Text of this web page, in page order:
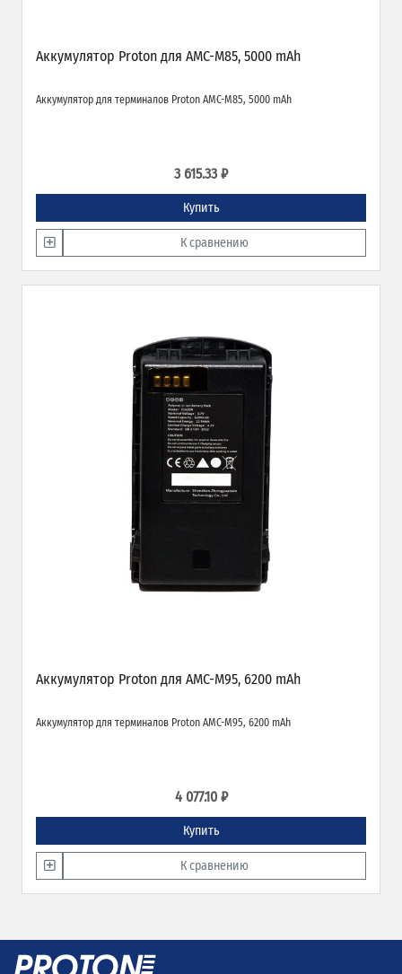
Аккумулятор Proton для AMC-M85, 5000 mAh
Аккумулятор для терминалов Proton AMC-M85, 5000 mAh
3 615.33 ₽
Купить
К сравнению
Аккумулятор Proton для AMC-M95, 6200 mAh
Аккумулятор для терминалов Proton AMC-M95, 6200 mAh
4 077.10 ₽
Купить
К сравнению